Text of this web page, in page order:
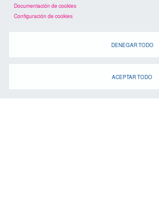
agenda
Documentación de cookies
Configuración de cookies
DENEGAR TODO
ACEPTAR TODO